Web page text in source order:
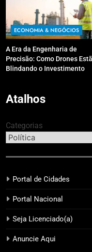
ECONOMIA & NEGÓCIOS
A Era da Engenharia de
Precisão: Como Drones
Blindando o Investimento
Atalhos
Categorias
Portal de Cidades
Portal Nacional
Seja Licenciado(a)
Anuncie Aqui